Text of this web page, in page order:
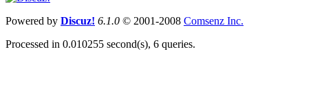
Powered by Discuz! 6.1.0 © 2001-2008 Comsenz Inc.
Processed in 0.010255 second(s), 6 queries.